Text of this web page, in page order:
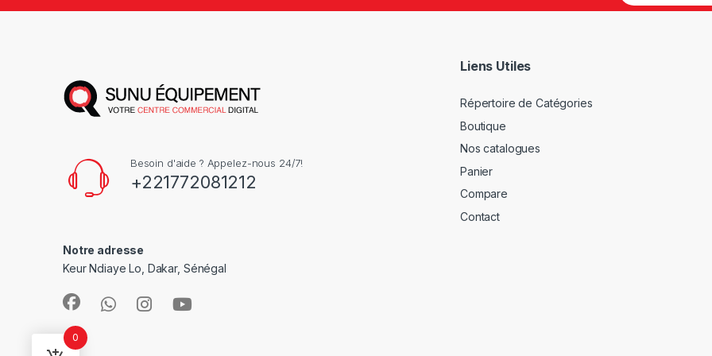
Besoin d'aide ? Appelez-nous 24/7!
+221772081212
Notre adresse
Keur Ndiaye Lo, Dakar, Sénégal
Liens Utiles
Répertoire de Catégories
Boutique
Nos catalogues
Panier
Compare
Contact
0